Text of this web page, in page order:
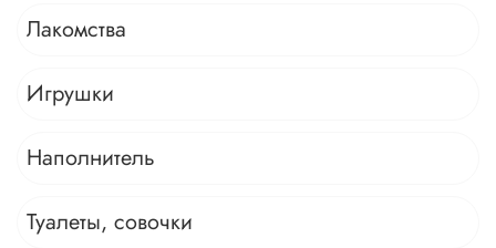
Лакомства
Игрушки
Наполнитель
Туалеты, совочки